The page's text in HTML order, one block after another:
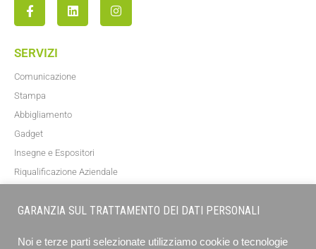
SERVIZI
Comunicazione
Stampa
Abbigliamento
Gadget
Insegne e Espositori
Riqualificazione Aziendale
GARANZIA SUL TRATTAMENTO DEI DATI PERSONALI
Noi e terze parti selezionate utilizziamo cookie o tecnologie